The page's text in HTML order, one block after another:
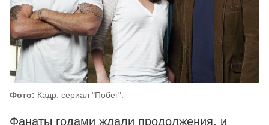
Фото: Кадр: сериал "Побег".
Фанаты годами ждали продолжения, и